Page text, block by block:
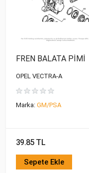
FREN BALATA PİMİ
OPEL VECTRA-A
Marka: GM/PSA
39.85 TL
Sepete Ekle